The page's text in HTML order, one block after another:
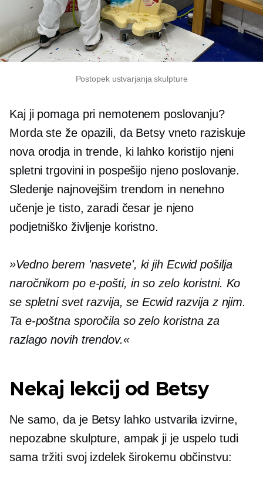
Postopek ustvarjanja skulpture
Kaj ji pomaga pri nemotenem poslovanju?
Morda ste že opazili, da Betsy vneto raziskuje
nova orodja in trende, ki lahko koristijo njeni
spletni trgovini in pospešijo njeno poslovanje.
Sledenje najnovejšim trendom in nenehno
učenje je tisto, zaradi česar je njeno
podjetniško življenje koristno.
»Vedno berem 'nasvete', ki jih Ecwid pošilja
naročnikom po e-pošti, in so zelo koristni. Ko
se spletni svet razvija, se Ecwid razvija z njim.
Ta e-poštna sporočila so zelo koristna za
razlago novih trendov.«
Nekaj ​​lekcij od Betsy
Ne samo, da je Betsy lahko ustvarila izvirne,
nepozabne skulpture, ampak ji je uspelo tudi
sama tržiti svoj izdelek širokemu občinstvu: